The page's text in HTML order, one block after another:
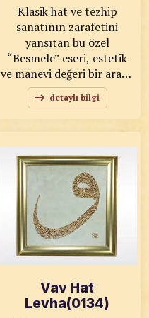
Klasik hat ve tezhip
sanatının zarafetini
yansıtan bu özel
“Besmele” eseri, estetik
ve manevi değeri bir arada
sunan seçkin bir
çalışmadır. Ustalıkla
kompozisyonu, ince
tezhip detaylarıyla
çevrelenerek görsel bir
bütünlük ve derinlik
kazandırılmıştır. KOD:
0080 SANATKÂR: Adem
SAKAL ÖLÇÜLER: 64x71
ESER ÖZELLİKLERİ:
Tıpkı Basım
detaylı bilgi
Vav Hat
Levha(0134)